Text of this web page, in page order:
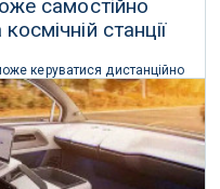
самостійно
станції
керуватися дистанційно
на борту МКС, і його
на 2024 рік.
р.